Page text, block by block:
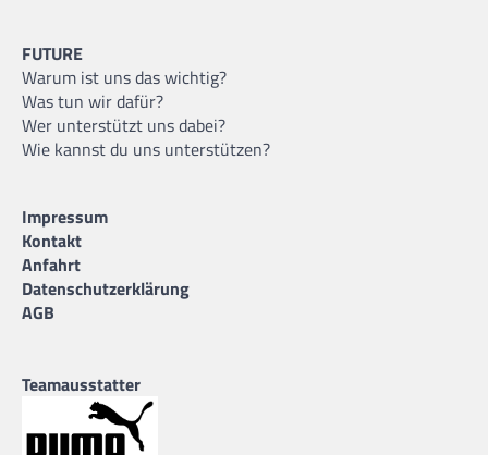
FUTURE
Warum ist uns das wichtig?
Was tun wir dafür?
Wer unterstützt uns dabei?
Wie kannst du uns unterstützen?
Impressum
Kontakt
Anfahrt
Datenschutzerklärung
AGB
Teamausstatter